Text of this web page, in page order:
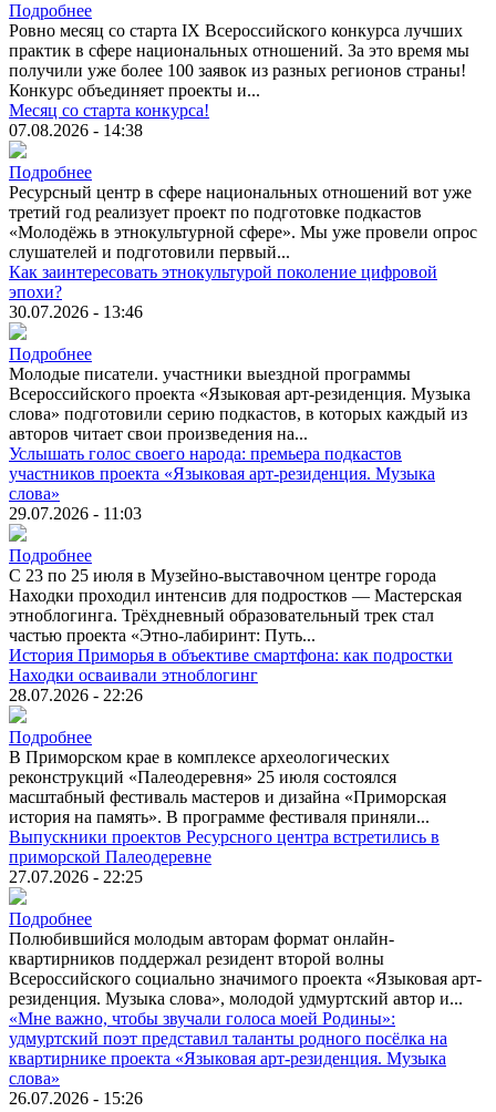
Подробнее
Ровно месяц со старта IX Всероссийского конкурса лучших
практик в сфере национальных отношений. За это время мы
получили уже более 100 заявок из разных регионов страны!
Конкурс объединяет проекты и...
Месяц со старта конкурса!
07.08.2026 - 14:38
Подробнее
Ресурсный центр в сфере национальных отношений вот уже
третий год реализует проект по подготовке подкастов
«Молодёжь в этнокультурной сфере». Мы уже провели опрос
слушателей и подготовили первый...
Как заинтересовать этнокультурой поколение цифровой
эпохи?
30.07.2026 - 13:46
Подробнее
Молодые писатели. участники выездной программы
Всероссийского проекта «Языковая арт-резиденция. Музыка
слова» подготовили серию подкастов, в которых каждый из
авторов читает свои произведения на...
Услышать голос своего народа: премьера подкастов
участников проекта «Языковая арт-резиденция. Музыка
слова»
29.07.2026 - 11:03
Подробнее
С 23 по 25 июля в Музейно-выставочном центре города
Находки проходил интенсив для подростков — Мастерская
этноблогинга. Трёхдневный образовательный трек стал
частью проекта «Этно-лабиринт: Путь...
История Приморья в объективе смартфона: как подростки
Находки осваивали этноблогинг
28.07.2026 - 22:26
Подробнее
В Приморском крае в комплексе археологических
реконструкций «Палеодеревня» 25 июля состоялся
масштабный фестиваль мастеров и дизайна «Приморская
история на память». В программе фестиваля приняли...
Выпускники проектов Ресурсного центра встретились в
приморской Палеодеревне
27.07.2026 - 22:25
Подробнее
Полюбившийся молодым авторам формат онлайн-
квартирников поддержал резидент второй волны
Всероссийского социально значимого проекта «Языковая арт-
резиденция. Музыка слова», молодой удмуртский автор и...
«Мне важно, чтобы звучали голоса моей Родины»:
удмуртский поэт представил таланты родного посёлка на
квартирнике проекта «Языковая арт-резиденция. Музыка
слова»
26.07.2026 - 15:26